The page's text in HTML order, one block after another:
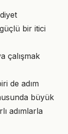
bir itici
çalışmak
de adım
büyük
adımlarla